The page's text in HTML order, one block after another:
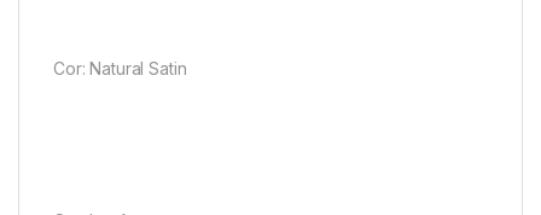
Cor: Natural Satin